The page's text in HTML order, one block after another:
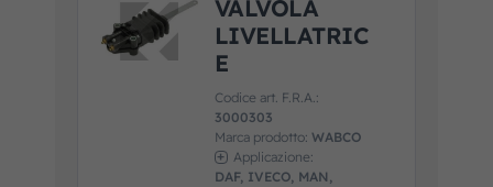
VALVOLA
LIVELLATRIC
E
Codice art. F.R.A.:
3000303
Marca prodotto: WABCO
Applicazione:
DAF, IVECO, MAN,